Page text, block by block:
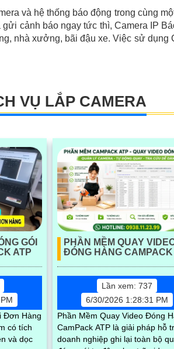
và hệ thống báo động trong cùng
cảnh báo ngay tức thì, Camera IP
nhà xưởng, bãi đậu xe. Việc sử
VỤ LẮP CAMERA
GÓI
ATP
Đơn Hàng
có tích
và dọc
PHẦN MỀM QUAY
ĐÓNG HÀNG CAMPACK
Lần xem: 737
6/30/2026 1:28:31 PM
Phần Mềm Quay Video Đóng
CamPack ATP là giải pháp hỗ
doanh nghiệp ghi lại toàn bộ